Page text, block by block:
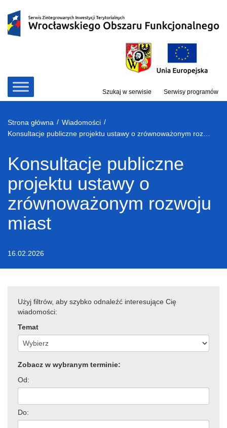
treści
Szukaj w serwisie Serwisy programów
Strona główna / Wiadomości /
Konsultacje publiczne
projektu ustawy o
zrównoważonym rozwoju
miast
16.02.2026
Użyj filtrów, aby szybko odnaleźć interesujące Cię
wiadomości:
Temat
Zobacz w wybranym terminie:
Od:
Do: